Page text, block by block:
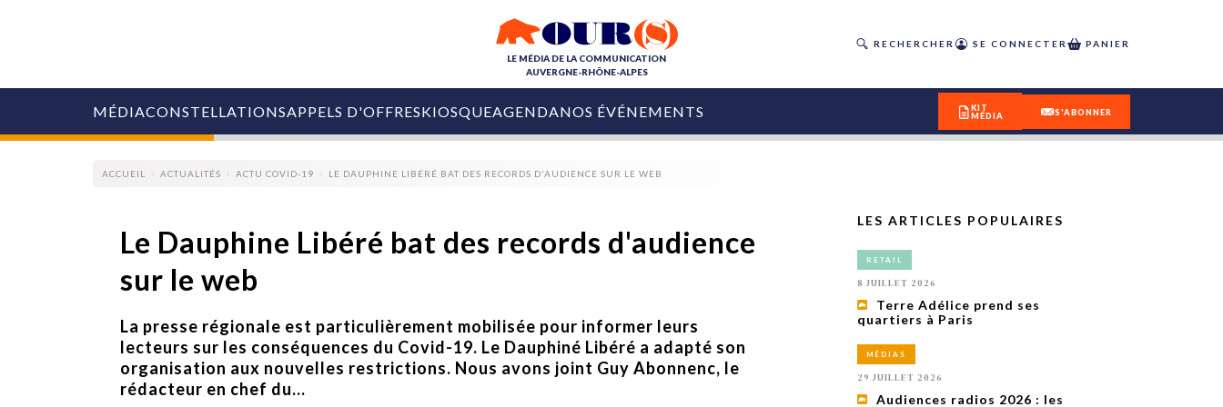
LE MÉDIA DE LA COMMUNICATION
AUVERGNE-RHÔNE-ALPES
RECHERCHER SE CONNECTER PANIER
MÉDIA
COLLECTIVITÉS
AGENCES
RETAIL
MÉDIAS
MANAGEMENT
ÉVÉNEMENTIELS
Nice : Denis Zanon
est décédé
Tourisme lance
Ardèche Trip
Planner
29 JUILLET 2026
[Debrief] Loire Tourisme
mise sur la déconnexion en
CONSTELLATIONSAPPELS D'OFFRESKIOSQUEAGENDANOS ÉVÉNEMENTS
OURS DE LA COM
OURS DU DIGITAL
KIT
MÉDIA
S'ABONNER
ACCUEIL ACTUALITÉS ACTU COVID-19 LE DAUPHINE LIBÉRÉ BAT DES RECORDS D'AUDIENCE SUR LE WEB
Le Dauphine Libéré bat des records d'audience
sur le web
La presse régionale est particulièrement mobilisée pour informer leurs
lecteurs sur les conséquences du Covid-19. Le Dauphiné Libéré a adapté son
organisation aux nouvelles restrictions. Nous avons joint Guy Abonnenc, le
rédacteur en chef du...
LES ARTICLES POPULAIRES
RETAIL
8 JUILLET 2026
Terre Adélice prend ses
quartiers à Paris
MÉDIAS
29 JUILLET 2026
Audiences radios 2026 : les